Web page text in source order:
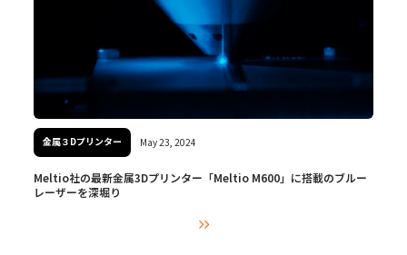
金属３Dプリンター May 23, 2024
Meltio社の最新金属3Dプリンター「Meltio M600」に搭載のブルー
レーザーを深堀り
